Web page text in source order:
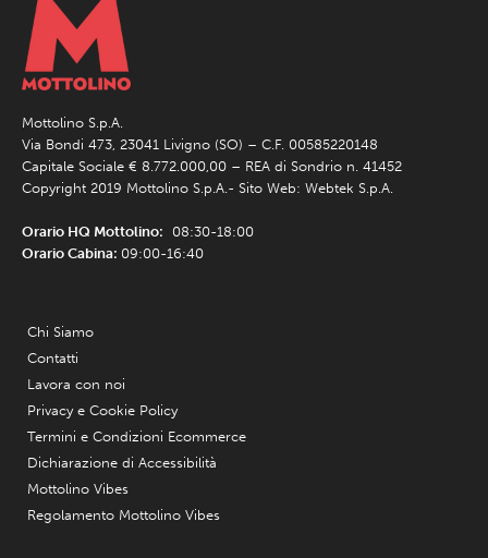
Mottolino S.p.A.
Via Bondi 473, 23041 Livigno (SO) – C.F. 00585220148
Capitale Sociale € 8.772.000,00 – REA di Sondrio n. 41452
Copyright 2019 Mottolino S.p.A.- Sito Web: Webtek S.p.A.
Orario HQ Mottolino: 08:30-18:00
Orario Cabina: 09:00-16:40
Chi Siamo
Contatti
Lavora con noi
Privacy e Cookie Policy
Termini e Condizioni Ecommerce
Dichiarazione di Accessibilità
Mottolino Vibes
Regolamento Mottolino Vibes